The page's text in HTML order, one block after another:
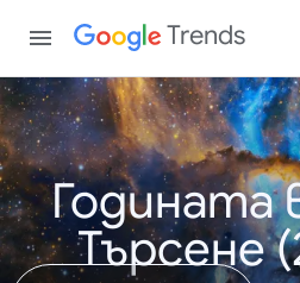
Trends
Годината
Търсене